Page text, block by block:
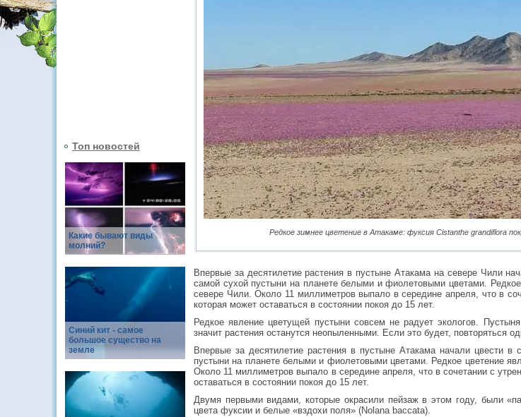
Топ новостей
Какие бывают виды
молний?
Синий кит - самое
большое существо на
земле
Редкое зимнее цветение в Атакаме: фуксия Cistanthe grandiflora
​​​​​​​Впервые за десятилетие растения в пустыне Атакама на севере Чили
самой сухой пустыни на планете белыми и фиолетовыми цветами.
севере Чили. Около 11 миллиметров выпало в середине апреля, что в
которая может оставаться в состоянии покоя до 15 лет.
Редкое явление цветущей пустыни совсем не радует экологов.
значит растения останутся неопыленными. Если это будет, повторяться
Впервые за десятилетие растения в пустыне Атакама начали цвести
пустыни на планете белыми и фиолетовыми цветами. Редкое цветение
Около 11 миллиметров выпало в середине апреля, что в сочетании с
оставаться в состоянии покоя до 15 лет.
Двумя первыми видами, которые окрасили пейзаж в этом году, были
цвета фуксии и белые «вздохи поля» (Nolana baccata).